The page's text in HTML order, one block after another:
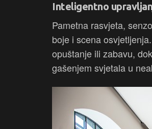
Inteligentno
Pametna rasvjeta,
boje i scena
opuštanje ili zabavu,
gašenjem svjetala u